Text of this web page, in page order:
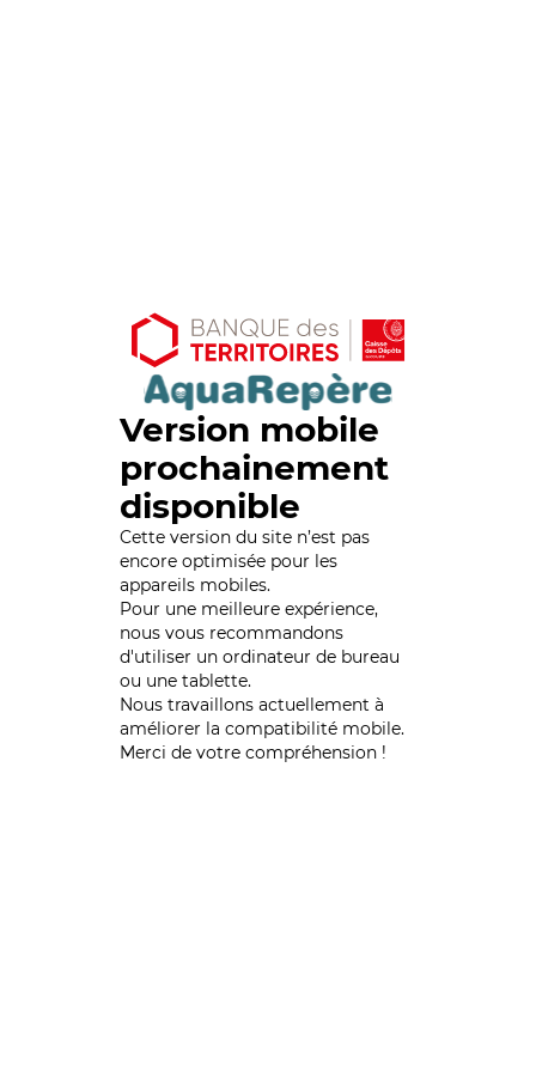
Version mobile
prochainement
disponible
Cette version du site n’est pas
encore optimisée pour les
appareils mobiles.
Pour une meilleure expérience,
nous vous recommandons
d'utiliser un ordinateur de bureau
ou une tablette.
Nous travaillons actuellement à
améliorer la compatibilité mobile.
Merci de votre compréhension !